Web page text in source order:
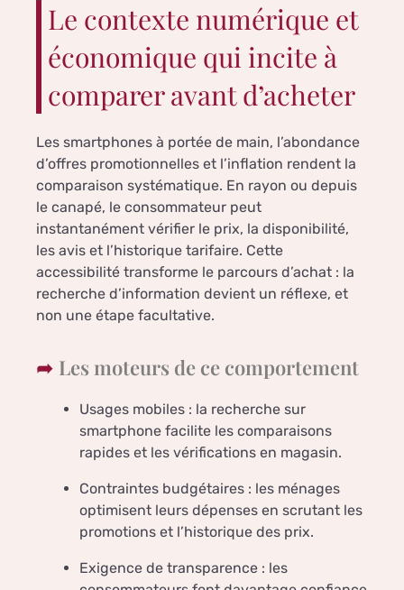
Le contexte numérique et
économique qui incite à
comparer avant d’acheter
Les smartphones à portée de main, l’abondance
d’offres promotionnelles et l’inflation rendent la
comparaison systématique. En rayon ou depuis
le canapé, le consommateur peut
instantanément vérifier le prix, la disponibilité,
les avis et l’historique tarifaire. Cette
accessibilité transforme le parcours d’achat : la
recherche d’information devient un réflexe, et
non une étape facultative.
Les moteurs de ce comportement
Usages mobiles : la recherche sur
smartphone facilite les comparaisons
rapides et les vérifications en magasin.
Contraintes budgétaires : les ménages
optimisent leurs dépenses en scrutant les
promotions et l’historique des prix.
Exigence de transparence : les